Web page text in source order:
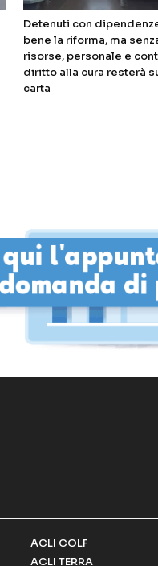
Detenuti con
bene la riforma, ma
risorse, personale e
diritto alla cura resterà
carta
ACLI COLF
ACLI TERRA